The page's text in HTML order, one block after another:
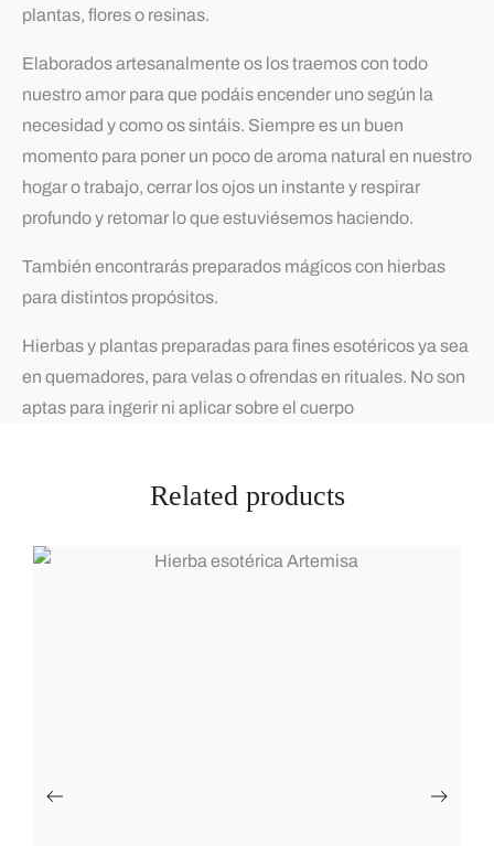
plantas, flores o resinas.
Elaborados artesanalmente os los traemos con todo
nuestro amor para que podáis encender uno según la
necesidad y como os sintáis. Siempre es un buen
momento para poner un poco de aroma natural en nuestro
hogar o trabajo, cerrar los ojos un instante y respirar
profundo y retomar lo que estuviésemos haciendo.
También encontrarás preparados mágicos con hierbas
para distintos propósitos.
Hierbas y plantas preparadas para fines esotéricos ya sea
en quemadores, para velas o ofrendas en rituales. No son
aptas para ingerir ni aplicar sobre el cuerpo
Related products